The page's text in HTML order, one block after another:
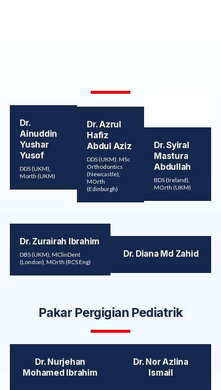
Dr.
Ainuddin
Yushar
Yusof
DDS (UKM),
Morth (UKM)
Dr. Azrul
Hafiz
Abdul Aziz
DDS (UKM), MSc
Orthodontics
(Newcastle),
MOrth
(Edinburgh)
Dr. Syiral
Mastura
Abdullah
BDS (Ireland),
MOrth (UKM)
Dr. Zurairah Ibrahim
DBS (UKM), MClinDent
(London), MOrth (RCS Eng)
Dr. Diana Md Zahid
Pakar Pergigian Pediatrik
Dr. Nurjehan
Mohamed Ibrahim
Dr. Nor Azlina
Ismail